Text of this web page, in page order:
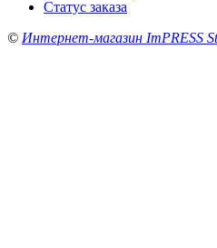
Статус заказа
© Интернет-магазин ImPRESS